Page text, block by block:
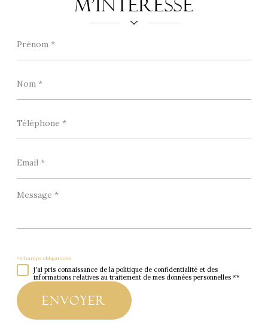
m'intéresse
*
*
*
*
Message
* Champs obligatoires
j'ai pris connaissance de la politique de confidentialité et des
informations relatives au traitement de mes données personnelles **
envoyer